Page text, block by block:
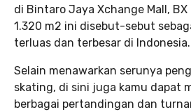
di Bintaro Jaya Xchange Mall,
1.320 m2 ini disebut-sebut
terluas dan terbesar di Indonesia.
Selain menawarkan serunya
skating, di sini juga kamu dapat
berbagai pertandingan dan